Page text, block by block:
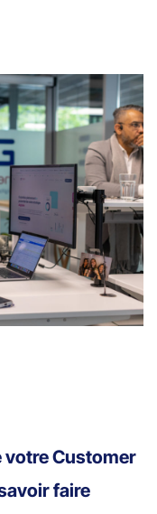
votre Customer
faire